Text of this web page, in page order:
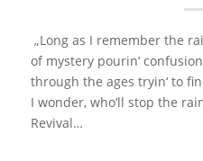
„Long as I remember the
of mystery pourin‘
through the ages tryin‘ to
I wonder, who‘ll stop the
Revival…